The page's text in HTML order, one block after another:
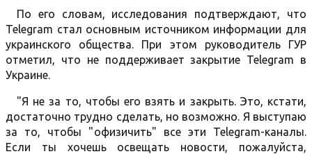
По его словам, исследования подтверждают, что
Telegram стал основным источником информации для
украинского общества. При этом руководитель ГУР
отметил, что не поддерживает закрытие Telegram в
Украине.
"Я не за то, чтобы его взять и закрыть. Это, кстати,
достаточно трудно сделать, но возможно. Я выступаю
за то, чтобы "офизичить" все эти Telegram-каналы.
Если ты хочешь освещать новости, пожалуйста,